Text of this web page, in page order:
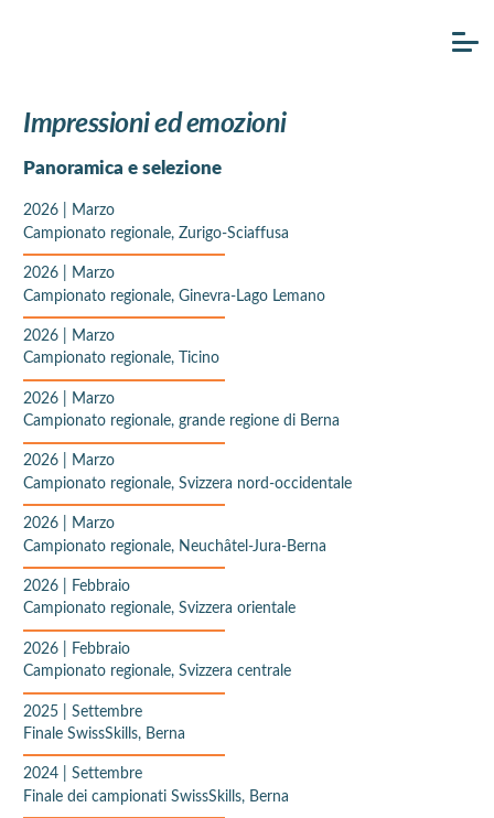
Impressioni ed emozioni
Panoramica e selezione
2026
Marzo
Campionato regionale, Zurigo-Sciaffusa
2026 | Marzo
Campionato regionale, Ginevra-Lago Lemano
2026 | Marzo
Campionato regionale, Ticino
2026 | Marzo
Campionato regionale, grande regione di Berna
2026
Marzo
Campionato regionale, Svizzera nord-occidentale
2026
Marzo
Campionato regionale, Neuchâtel-Jura-Berna
2026 | Febbraio
Campionato regionale, Svizzera orientale
2026 | Febbraio
Campionato regionale, Svizzera centrale
2025 | Settembre
Finale SwissSkills, Berna
2024
Settembre
Finale dei campionati SwissSkills, Berna